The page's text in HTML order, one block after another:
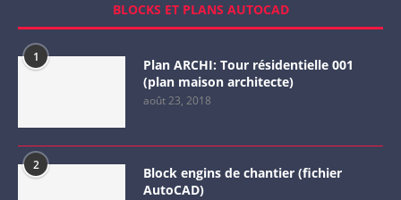
BLOCKS ET PLANS AUTOCAD
1
Plan ARCHI: Tour résidentielle 001
(plan maison architecte)
août 23, 2018
2
Block engins de chantier (fichier
AutoCAD)